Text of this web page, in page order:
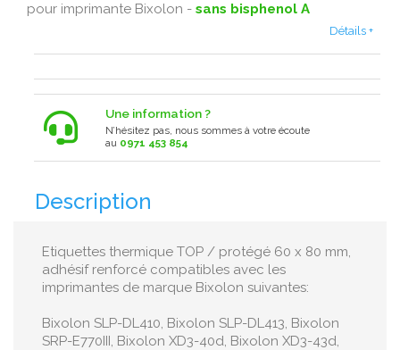
pour imprimante Bixolon - sans bisphenol A
Détails +
Une information ?
N’hésitez pas, nous sommes à votre écoute
au 0971 453 854
Description
Etiquettes thermique TOP / protégé 60 x 80 mm,
adhésif renforcé compatibles avec les
imprimantes de marque Bixolon suivantes:
Bixolon SLP-DL410, Bixolon SLP-DL413, Bixolon
SRP-E770III, Bixolon XD3-40d, Bixolon XD3-43d,